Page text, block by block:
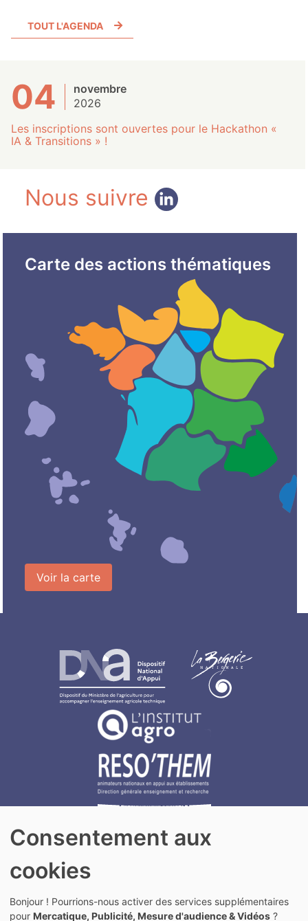
TOUT L'AGENDA
04
novembre
2026
Les inscriptions sont ouvertes pour le Hackathon «
IA & Transitions » !
Nous suivre
Carte des actions thématiques
Voir la carte
Agenda
Consentement aux
cookies
Bonjour ! Pourrions-nous activer des services supplémentaires
pour Mercatique, Publicité, Mesure d'audience & Vidéos ?